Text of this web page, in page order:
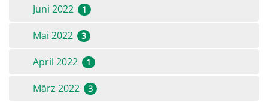
Juni 2022 1
Mai 2022 3
April 2022 1
März 2022 3